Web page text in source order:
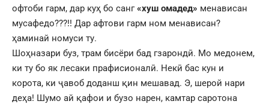
офтоби гарм, дар куҳ бо санг«хуш омадед» менависан
мусафедо???!! Дар афтови гарм ном менависан?
ҳаминай номуси ту.
Шоҳназари буз, трам бисёри бад гзарондӣ. Мо медонем,
ки ту бо як лесаки прафисионалӣ. Некӣ бас кун и
корота, ки ҷавоб доданш қин мешавад. Э, шерой нари
деҳа! Шумо ай қафои и бузо нарен, камтар саротона